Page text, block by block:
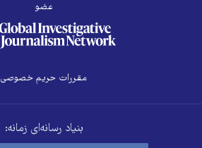
عضو
مقررات حریم خصوصی
بنیاد رسانه‌ای زمانه: